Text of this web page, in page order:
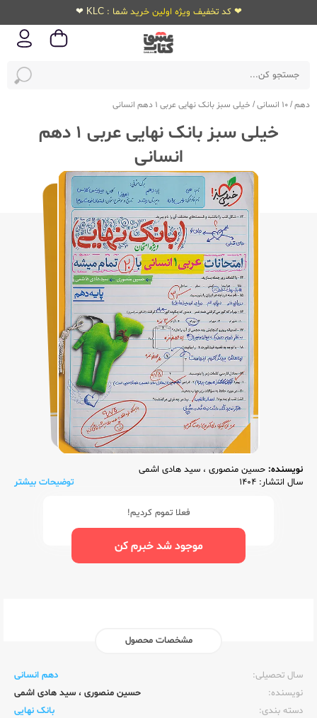
❤ کد تخفیف ویژه اولین خرید شما : KLC ❤
دهم/10 انسانی / خیلی سبز بانک نهایی عربی 1 دهم انسانی
خیلی سبز بانک نهایی عربی 1 دهم
انسانی
نویسنده: حسین منصوری ، سید هادی اشمی
سال انتشار: 1404
توضیحات بیشتر
فعلا تموم کردیم!
موجود شد خبرم کن
مشخصات محصول
سال تحصیلی:‌
دهم انسانی
نویسنده:‌
حسین منصوری ، سید هادی اشمی
دسته بندی:
بانک نهایی